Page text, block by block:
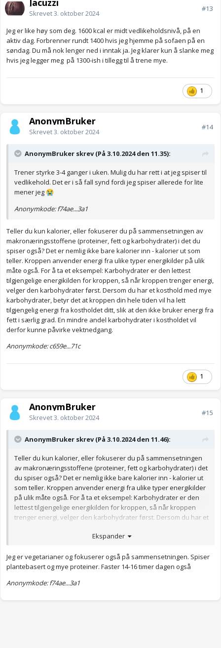
Jacuzzi
Skrevet3. oktober 2024
#13
Jeg er like høy som deg. 1600 kcal er midt vedlikeholdsnivå, på en
aktiv dag. Forbrenner rundt 1400 hvis jeg hjemme på sofaen på en
søndag. Du må nok lenger ned i inntak ja. Jeg klarer kun å slanke meg
hvis jeg legger meg på 1300-ish i tillegg til å trene mye.
1
AnonymBruker
Skrevet3. oktober 2024
#14
AnonymBruker skrev (På 3.10.2024 den 11.35):
Trener styrke 3-4 ganger i uken. Mulig du har rett i at jeg spiser til
vedlikehold. Det er i så fall synd fordi jeg spiser allerede for lite
mener jeg 😭
Anonymkode: f74ae...3a1
Teller du kun kalorier, eller fokuserer du på sammensetningen av
makronæringsstoffene (proteiner, fett og karbohydrater) i det du
spiser også? Det er nemlig ikke bare kalorier inn - kalorier ut som
teller. Kroppen anvender energi fra ulike typer energikilder på ulik
måte også. For å ta et eksempel: Karbohydrater er den lettest
tilgjengelige energikilden for kroppen, så når kroppen trenger energi,
velger den karbohydrater først. Dersom du har et kosthold med mye
karbohydrater, betyr det at kroppen din hele tiden vil ha lett
tilgjengelig energi fra kostholdet ditt, slik at den ikke bruker energi fra
fett i særlig grad. En mindre andel karbohydrater i kostholdet vil
derfor kunne påvirke vektnedgang.
Anonymkode: c659e...71c
1
AnonymBruker
Skrevet3. oktober 2024
#15
AnonymBruker skrev (På 3.10.2024 den 11.46):
Teller du kun kalorier, eller fokuserer du på sammensetningen
av makronæringsstoffene (proteiner, fett og karbohydrater) i det
du spiser også? Det er nemlig ikke bare kalorier inn - kalorier ut
som teller. Kroppen anvender energi fra ulike typer energikilder
på ulik måte også. For å ta et eksempel: Karbohydrater er den
lettest tilgjengelige energikilden for kroppen, så når kroppen
trenger energi, velger den karbohydrater først. Dersom du har et
tiden vil ha lett tilgjengelig energi fra kostholdet ditt, slik at den
karbohydrater i kostholdet vil derfor kunne påvirke
vektnedgang.
Anonymkode: c659e...71c
Ekspander
Jeg er vegetarianer og fokuserer også på sammensetningen. Spiser
plantebasert og mye proteiner. Faster 14-16 timer dagen også
Anonymkode: f74ae...3a1